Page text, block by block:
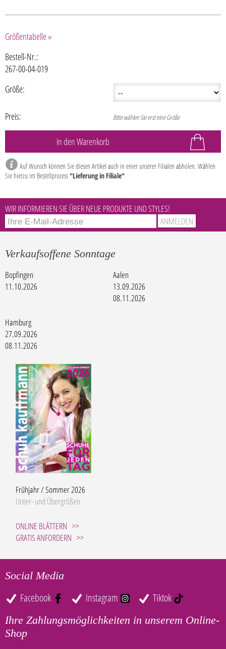
Größentabelle »
Bestell-Nr.:
267-00-04-019
Größe:
Preis: Bitte wählen Sie erst eine Größe
Auf Wunsch können Sie diesen Artikel auch in einer unserer Filialen abholen. Wählen
Sie hierzu im Bestellprozess"Lieferung in Filiale"
WIR INFORMIEREN SIE ÜBER NEUE PRODUKTE UND STYLES!
Verkaufsoffene Sonntage
Bopfingen
11.10.2026
Aalen
13.09.2026
08.11.2026
Hamburg
27.09.2026
08.11.2026
Frühjahr / Sommer 2026
Unter- und Übergrößen
ONLINE BLÄTTERN
GRATIS ANFORDERN
Social Media
Facebook Instagram Tiktok
Ihre Zahlungsmöglichkeiten in unserem Online-
Shop